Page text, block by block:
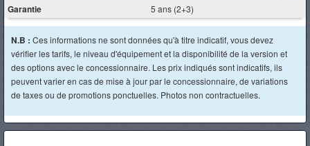
Garantie 5 ans (2+3)
N.B : Ces informations ne sont données qu'à titre indicatif, vous devez
vérifier les tarifs, le niveau d'équipement et la disponibilité de la version et
des options avec le concessionnaire. Les prix indiqués sont indicatifs, ils
peuvent varier en cas de mise à jour par le concessionnaire, de variations
de taxes ou de promotions ponctuelles. Photos non contractuelles.